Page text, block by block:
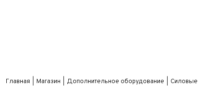
Главная Магазин Дополнительное оборудование
Силовые